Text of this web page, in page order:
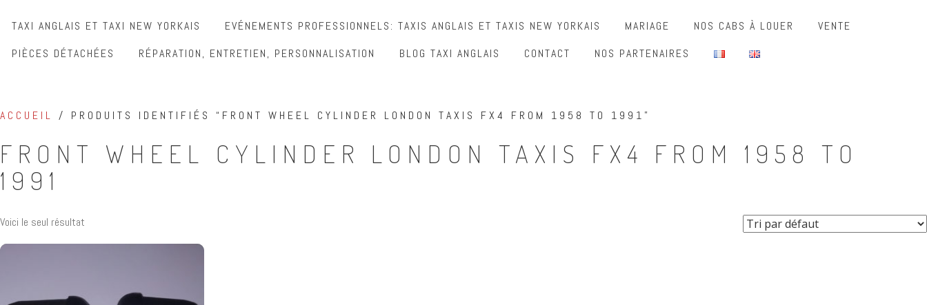
TAXI ANGLAIS ET TAXI NEW YORKAIS EVÉNEMENTS PROFESSIONNELS: TAXIS ANGLAIS ET TAXIS NEW YORKAIS MARIAGE NOS CABS À LOUER
VENTE
PIÈCES DÉTACHÉES
RÉPARATION, ENTRETIEN, PERSONNALISATION BLOG TAXI ANGLAIS CONTACT NOS PARTENAIRES
ACCUEIL / PRODUITS IDENTIFIÉS “FRONT WHEEL CYLINDER LONDON TAXIS FX4 FROM 1958 TO 1991”
FRONT WHEEL CYLINDER LONDON TAXIS FX4 FROM 1958 TO
1991
Voici le seul résultat